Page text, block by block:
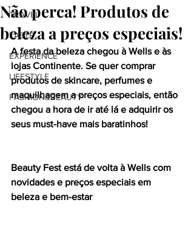
TRAVEL
TASTE
EXPERIENCE
LIFESTYLE
FASHION&BEAUTY
Não perca! Produtos de
beleza a preços especiais!
A festa da beleza chegou à Wells e às
lojas Continente. Se quer comprar
produtos de skincare, perfumes e
maquilhagem a preços especiais, então
chegou a hora de ir até lá e adquirir os
seus must-have mais baratinhos!
Beauty Fest está de volta à Wells com
novidades e preços especiais em
beleza e bem-estar